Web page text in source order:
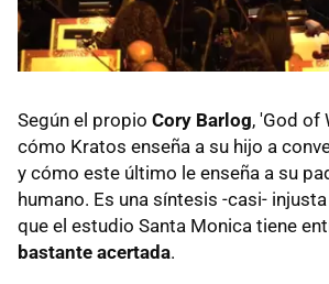
Según el propio Cory Barlog, 'God of
cómo Kratos enseña a su hijo a
y cómo este último le enseña a su
humano. Es una síntesis -casi-
que el estudio Santa Monica tiene
bastante acertada.